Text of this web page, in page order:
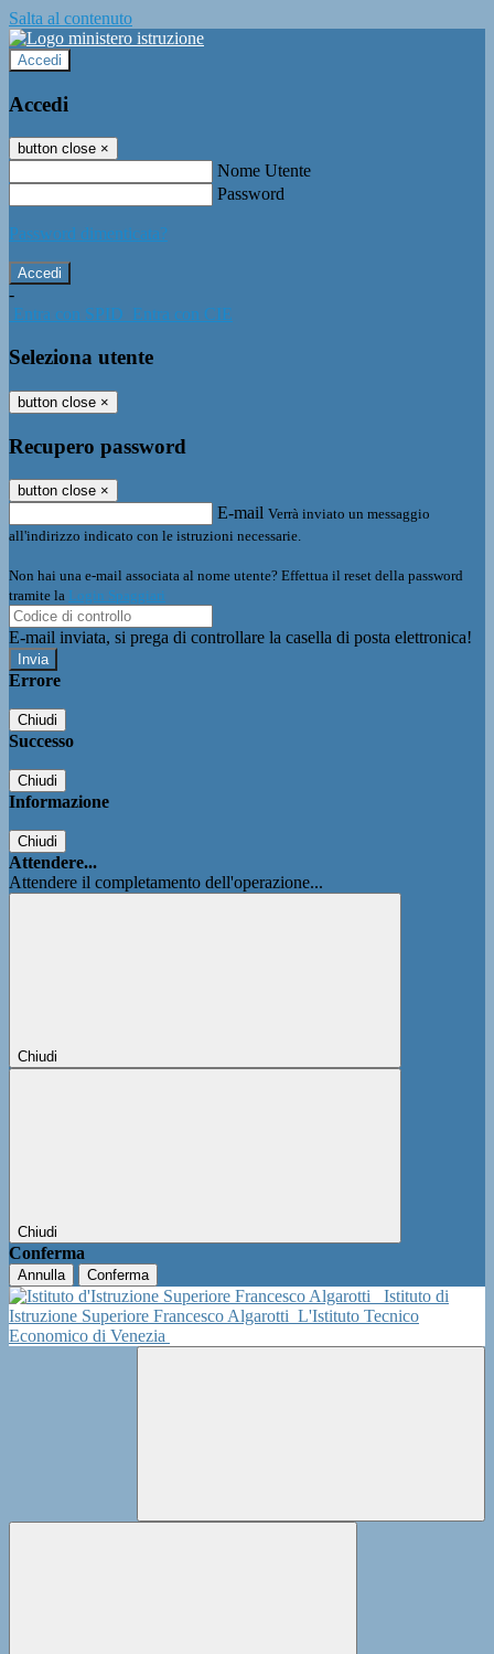
Salta al contenuto
Accedi
Accedi
button close ×
Nome Utente
Password
Password dimenticata?
-
Entra con SPID Entra con CIE
Seleziona utente
button close ×
Recupero password
button close ×
E-mail Verrà inviato un messaggio
all'indirizzo indicato con le istruzioni necessarie.
Non hai una e-mail associata al nome utente? Effettua il reset della password
tramite la Login Spaggiari
E-mail inviata, si prega di controllare la casella di posta elettronica!
Errore
Chiudi
Successo
Chiudi
Informazione
Chiudi
Attendere...
Attendere il completamento dell'operazione...
Chiudi
Chiudi
Conferma
Annulla Conferma
Istituto di
Istruzione Superiore Francesco Algarotti L'Istituto Tecnico
Economico di Venezia